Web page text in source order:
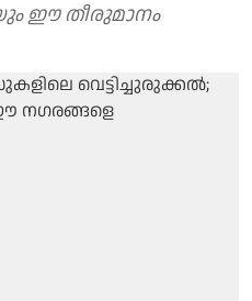
ഈ തീരുമാനം